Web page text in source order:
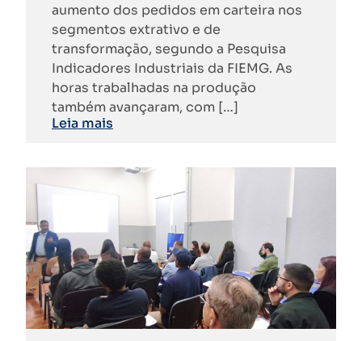
aumento dos pedidos em carteira nos
segmentos extrativo e de
transformação, segundo a Pesquisa
Indicadores Industriais da FIEMG. As
horas trabalhadas na produção
também avançaram, com […]
Leia mais